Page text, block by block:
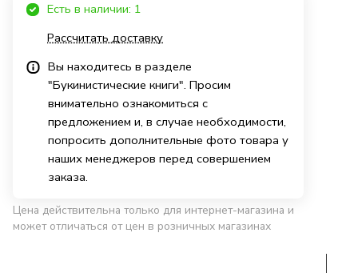
Есть в наличии: 1
Рассчитать доставку
Вы находитесь в разделе
"Букинистические книги". Просим
внимательно ознакомиться с
предложением и, в случае необходимости,
попросить дополнительные фото товара у
наших менеджеров перед совершением
заказа.
Цена действительна только для интернет-магазина и
может отличаться от цен в розничных магазинах